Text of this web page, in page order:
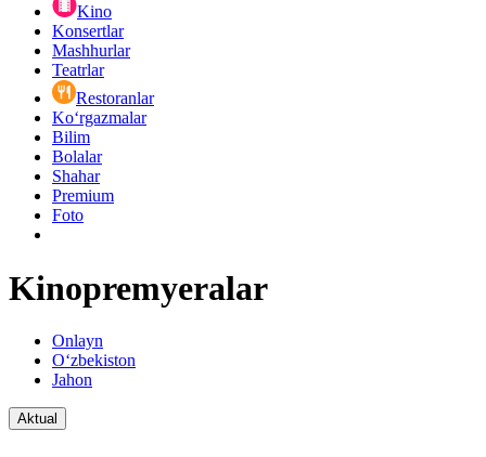
Kino
Konsertlar
Mashhurlar
Teatrlar
Restoranlar
Ko‘rgazmalar
Bilim
Bolalar
Shahar
Premium
Foto
Kinopremyeralar
Onlayn
O‘zbekiston
Jahon
Aktual